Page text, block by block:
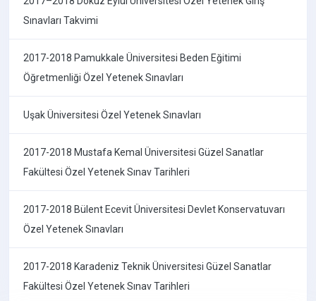
Sınavları Takvimi
2017-2018 Pamukkale Üniversitesi Beden Eğitimi
Öğretmenliği Özel Yetenek Sınavları
Uşak Üniversitesi Özel Yetenek Sınavları
2017-2018 Mustafa Kemal Üniversitesi Güzel Sanatlar
Fakültesi Özel Yetenek Sınav Tarihleri
2017-2018 Bülent Ecevit Üniversitesi Devlet Konservatuvarı
Özel Yetenek Sınavları
2017-2018 Karadeniz Teknik Üniversitesi Güzel Sanatlar
Fakültesi Özel Yetenek Sınav Tarihleri